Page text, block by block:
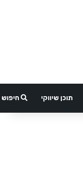
תוכן שיווקי חיפוש